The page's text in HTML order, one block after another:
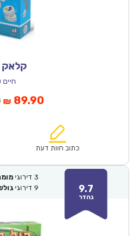
המחיר
₪128.00.
₪ 89.90המחיר
הוא:
כתוב חוות דעת
9.7
נהדר
3 דירוגי
9 דירוגי